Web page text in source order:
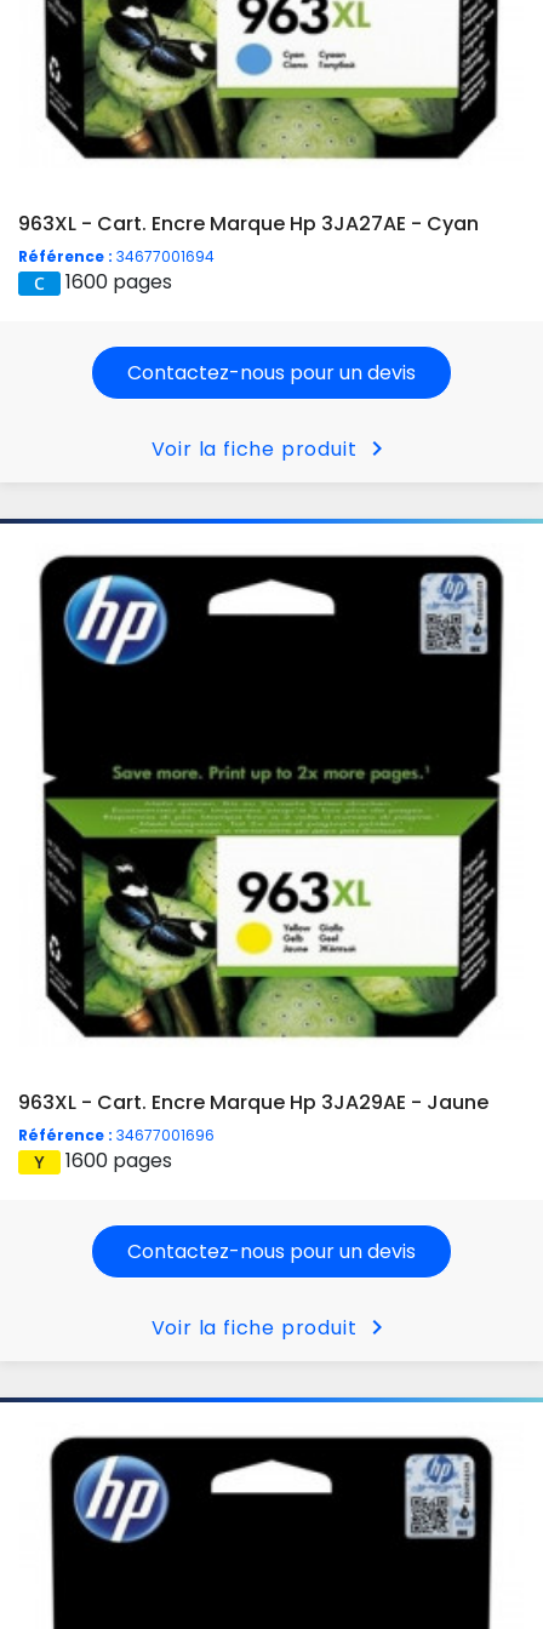
963XL - Cart. Encre Marque Hp 3JA27AE - Cyan
Référence : 34677001694
1600 pages
Contactez-nous pour un devis
Voir la fiche produit chevron_right
963XL - Cart. Encre Marque Hp 3JA29AE - Jaune
Référence : 34677001696
1600 pages
Contactez-nous pour un devis
Voir la fiche produit chevron_right